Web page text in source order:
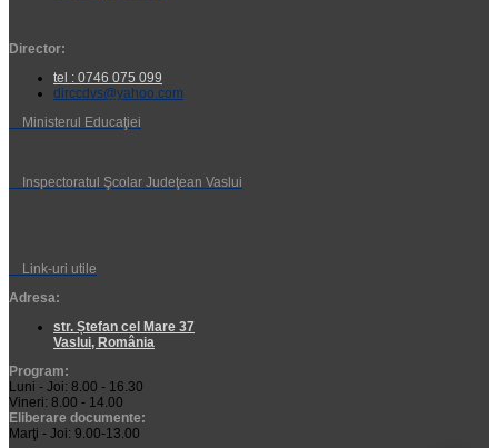
Director:
tel : 0746 075 099
dirccdvs@yahoo.com
Ministerul Educaţiei
Inspectoratul Şcolar Judeţean Vaslui
Link-uri utile
Adresa:
str. Ștefan cel Mare 37
Vaslui, România
Program:
Luni - Joi: 8.00 - 16.30
Vineri: 8.00 - 14.00
Eliberare documente:
Marţi - Joi: 9.00-13.00